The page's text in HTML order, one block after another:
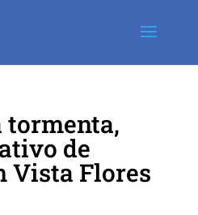
tormenta,
de
Vista Flores